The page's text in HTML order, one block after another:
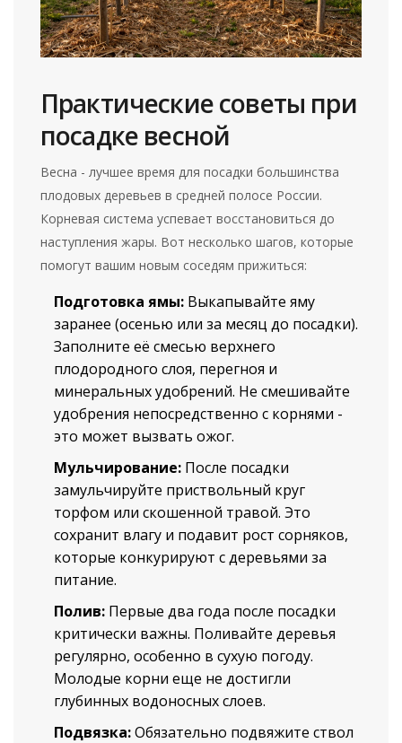
Практические советы при
посадке весной
Весна - лучшее время для посадки большинства
плодовых деревьев в средней полосе России.
Корневая система успевает восстановиться до
наступления жары. Вот несколько шагов, которые
помогут вашим новым соседям прижиться:
Подготовка ямы: Выкапывайте яму
заранее (осенью или за месяц до посадки).
Заполните её смесью верхнего
плодородного слоя, перегноя и
минеральных удобрений. Не смешивайте
удобрения непосредственно с корнями -
это может вызвать ожог.
Мульчирование: После посадки
замульчируйте приствольный круг
торфом или скошенной травой. Это
сохранит влагу и подавит рост сорняков,
которые конкурируют с деревьями за
питание.
Полив: Первые два года после посадки
критически важны. Поливайте деревья
регулярно, особенно в сухую погоду.
Молодые корни еще не достигли
глубинных водоносных слоев.
Подвязка:Обязательно подвяжите ствол